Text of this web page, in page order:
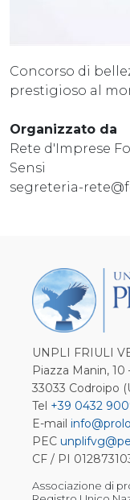
Concorso di
prestigioso al
Organizzato da
Rete d'Imprese
Sensi
segreteria-
UNPLI FRIULI
Piazza Manin, 10
33033 Codroipo
Tel +39 0432
E-mail
PEC
CF / PI
Associazione di